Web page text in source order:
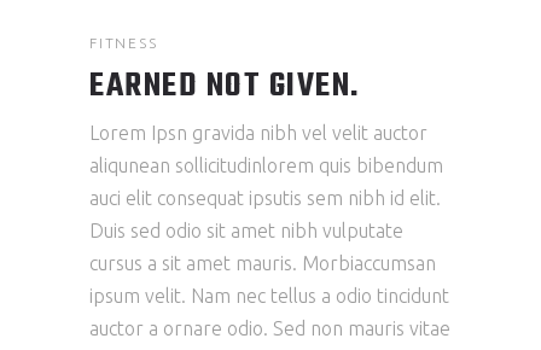
FITNESS
EARNED NOT GIVEN.
Lorem Ipsn gravida nibh vel velit auctor
aliqunean sollicitudinlorem quis bibendum
auci elit consequat ipsutis sem nibh id elit.
Duis sed odio sit amet nibh vulputate
cursus a sit amet mauris. Morbiaccumsan
ipsum velit. Nam nec tellus a odio tincidunt
auctor a ornare odio. Sed non mauris vitae